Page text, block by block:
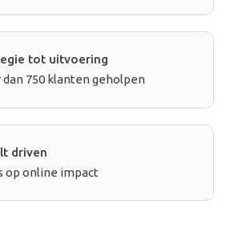
tot uitvoering
dan 750 klanten geholpen
driven
op online impact